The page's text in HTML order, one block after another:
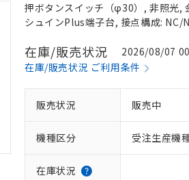
押ボタンスイッチ（φ30）, 非照光,
シュインPlus端子台, 接点構成: NC/
在庫/販売状況
2026/08/07
在庫/販売状況 ご利用条件
販売状況 販売中
機種区分 受注生産機
在庫状況